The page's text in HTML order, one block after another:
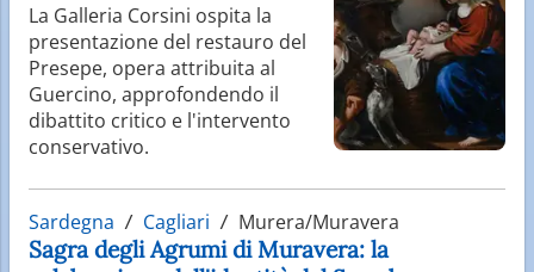
La Galleria Corsini ospita la
presentazione del restauro del
Presepe, opera attribuita al
Guercino, approfondendo il
dibattito critico e l'intervento
conservativo.
Sardegna Cagliari Murera/Muravera
Sagra degli Agrumi di Muravera: la